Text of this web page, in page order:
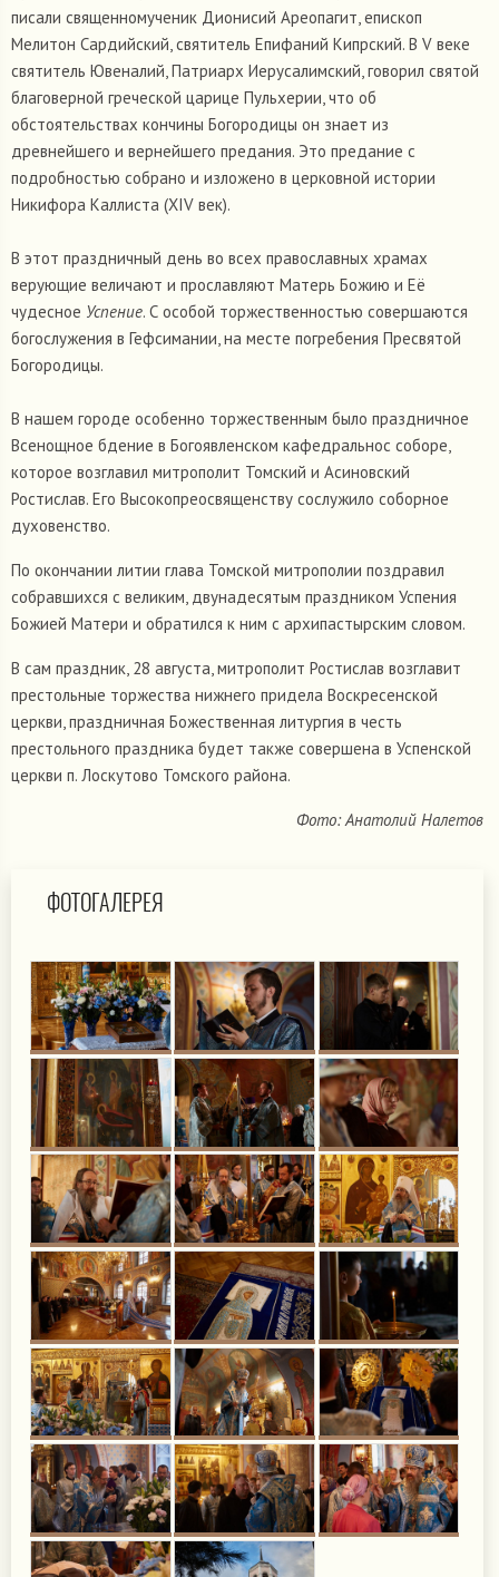
писали священномученик Дионисий Ареопагит, епископ
Мелитон Сардийский, святитель Епифаний Кипрский. В V веке
святитель Ювеналий, Патриарх Иерусалимский, говорил святой
благоверной греческой царице Пульхерии, что об
обстоятельствах кончины Богородицы он знает из
древнейшего и вернейшего предания. Это предание с
подробностью собрано и изложено в церковной истории
Никифора Каллиста (ХIV век).
В этот праздничный день во всех православных храмах
верующие величают и прославляют Матерь Божию и Её
чудесное Успение. С особой торжественностью совершаются
богослужения в Гефсимании, на месте погребения Пресвятой
Богородицы.
В нашем городе особенно торжественным было праздничное
Всенощное бдение в Богоявленском кафедральнос соборе,
которое возглавил митрополит Томский и Асиновский
Ростислав. Его Высокопреосвященству сослужило соборное
духовенство.
По окончании литии глава Томской митрополии поздравил
собравшихся с великим, двунадесятым праздником Успения
Божией Матери и обратился к ним с архипастырским словом.
В сам праздник, 28 августа, митрополит Ростислав возглавит
престольные торжества нижнего придела Воскресенской
церкви, праздничная Божественная литургия в честь
престольного праздника будет также совершена в Успенской
церкви п. Лоскутово Томского района.
Фото: Анатолий Налетов
ФОТОГАЛЕРЕЯ